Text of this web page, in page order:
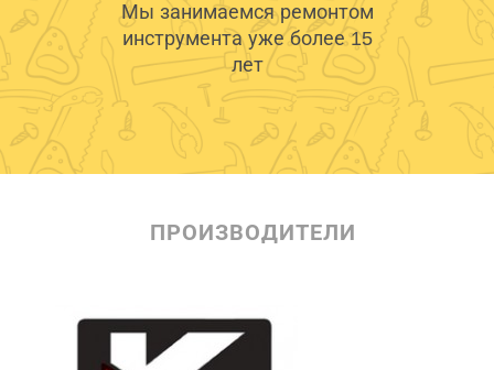
Мы занимаемся ремонтом
инструмента уже более 15
лет
ПРОИЗВОДИТЕЛИ